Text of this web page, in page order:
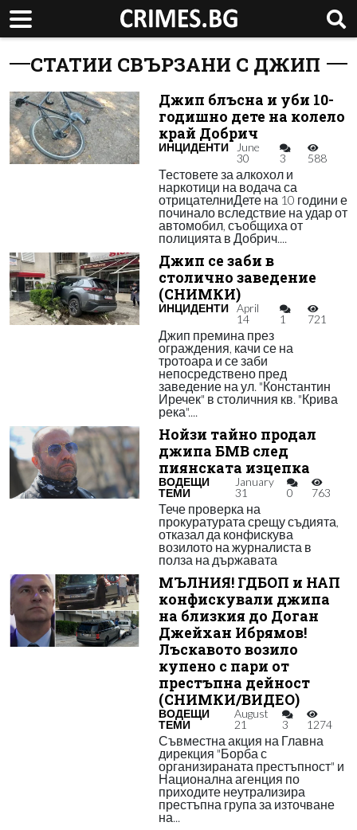
СТАТИИ СВЪРЗАНИ С ДЖИП
Джип блъсна и уби 10-
годишно дете на колело
край Добрич
ИНЦИДЕНТИ
June
30
3 588
Тестовете за алкохол и
наркотици на водача са
отрицателниДете на 10 години е
починало вследствие на удар от
автомобил, съобщиха от
полицията в Добрич....
Джип се заби в
столично заведение
(СНИМКИ)
ИНЦИДЕНТИ
April
14
1 721
Джип премина през
ограждения, качи се на
тротоара и се заби
непосредствено пред
заведение на ул. "Константин
Иречек" в столичния кв. "Крива
река"....
Нойзи тайно продал
джипа БМВ след
пиянската изцепка
ВОДЕЩИ
ТЕМИ
January
31
0 763
Тече проверка на
прокуратурата срещу съдията,
отказал да конфискува
возилото на журналиста в
полза на държавата
МЪЛНИЯ! ГДБОП и НАП
конфискували джипа
на близкия до Доган
Джейхан Ибрямов!
Лъскавото возило
купено с пари от
престъпна дейност
(СНИМКИ/ВИДЕО)
ВОДЕЩИ
ТЕМИ
August
21
3 1274
Съвместна акция на Главна
дирекция "Борба с
организираната престъпност" и
Национална агенция по
приходите неутрализира
престъпна група за източване
на...